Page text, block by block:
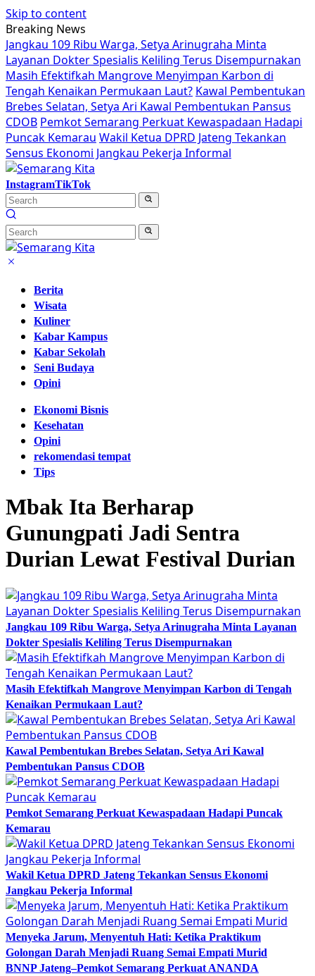
Skip to content
Breaking News
Jangkau 109 Ribu Warga, Setya Arinugraha Minta
Layanan Dokter Spesialis Keliling Terus Disempurnakan
Masih Efektifkah Mangrove Menyimpan Karbon di
Tengah Kenaikan Permukaan Laut? Kawal Pembentukan
Brebes Selatan, Setya Ari Kawal Pembentukan Pansus
CDOB Pemkot Semarang Perkuat Kewaspadaan Hadapi
Puncak Kemarau Wakil Ketua DPRD Jateng Tekankan
Sensus Ekonomi Jangkau Pekerja Informal
InstagramTikTok
Berita
Wisata
Kuliner
Kabar Kampus
Kabar Sekolah
Seni Budaya
Opini
Ekonomi Bisnis
Kesehatan
Opini
rekomendasi tempat
Tips
Mbak Ita Berharap
Gunungpati Jadi Sentra
Durian Lewat Festival Durian
Jangkau 109 Ribu Warga, Setya Arinugraha Minta Layanan
Dokter Spesialis Keliling Terus Disempurnakan
Masih Efektifkah Mangrove Menyimpan Karbon di Tengah
Kenaikan Permukaan Laut?
Kawal Pembentukan Brebes Selatan, Setya Ari Kawal
Pembentukan Pansus CDOB
Pemkot Semarang Perkuat Kewaspadaan Hadapi Puncak
Kemarau
Wakil Ketua DPRD Jateng Tekankan Sensus Ekonomi
Jangkau Pekerja Informal
Menyeka Jarum, Menyentuh Hati: Ketika Praktikum
Golongan Darah Menjadi Ruang Semai Empati Murid
BNNP Jateng–Pemkot Semarang Perkuat ANANDA